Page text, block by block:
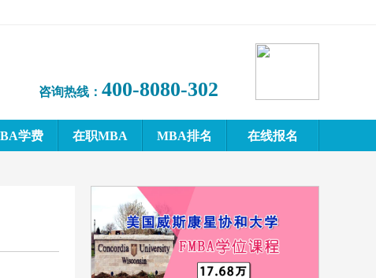
咨询热线： 400-8080-302
学费 在职MBA MBA排名 在线报名